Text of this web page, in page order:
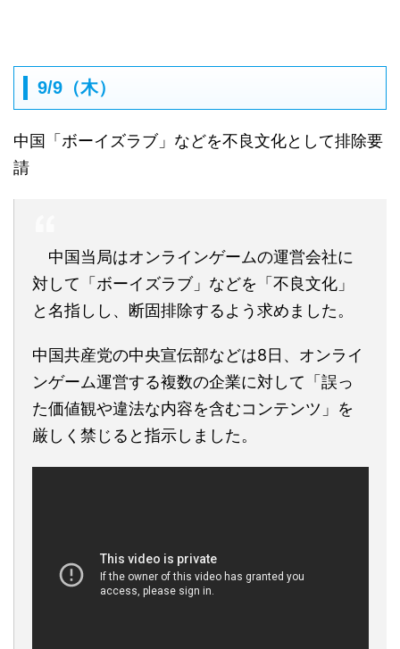
9/9（木）
中国「ボーイズラブ」などを不良文化として排除要
請
中国当局はオンラインゲームの運営会社に
対して「ボーイズラブ」などを「不良文化」
と名指しし、断固排除するよう求めました。
中国共産党の中央宣伝部などは8日、オンライ
ンゲーム運営する複数の企業に対して「誤っ
た価値観や違法な内容を含むコンテンツ」を
厳しく禁じると指示しました。